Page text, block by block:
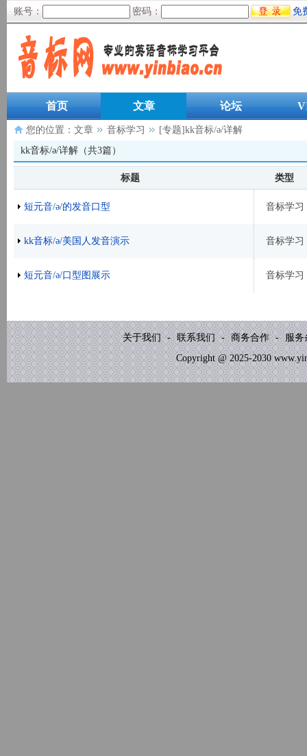
账号： 密码： 免
首页 文章 论坛
您的位置： 文章 音标学习
[专题]kk音标/ə/详解
kk音标/ə/详解（共3篇）
标题 类型
短元音/ə/的发音口型 音标学习
kk音标/ə/美国人发音演示 音标学习
短元音/ə/口型图展示 音标学习
关于我们 - 联系我们 - 商务合作 - 服务
Copyright @ 2025-2030